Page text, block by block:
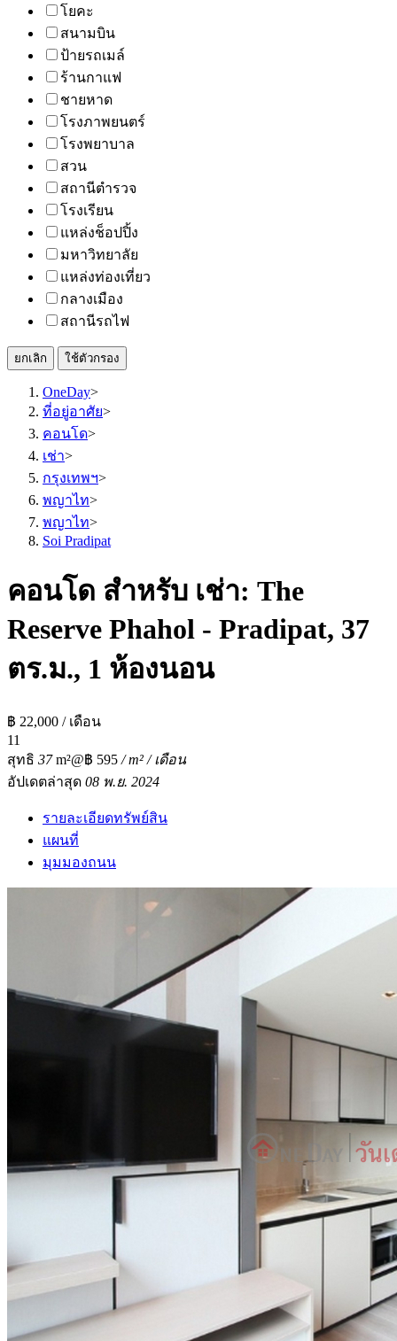
โยคะ
สนามบิน
ป้ายรถเมล์
ร้านกาแฟ
ชายหาด
โรงภาพยนตร์
โรงพยาบาล
สวน
สถานีตำรวจ
โรงเรียน
แหล่งช็อปปิ้ง
มหาวิทยาลัย
แหล่งท่องเที่ยว
กลางเมือง
สถานีรถไฟ
ยกเลิก ใช้ตัวกรอง
OneDay>
ที่อยู่อาศัย>
คอนโด>
เช่า>
กรุงเทพฯ>
พญาไท>
พญาไท>
Soi Pradipat
คอนโด สำหรับ เช่า: The
Reserve Phahol - Pradipat, 37
ตร.ม., 1 ห้องนอน
฿ 22,000 / เดือน
11
สุทธิ 37m²@฿ 595 / m² / เดือน
อัปเดตล่าสุด 08 พ.ย. 2024
รายละเอียดทรัพย์สิน
แผนที่
มุมมองถนน